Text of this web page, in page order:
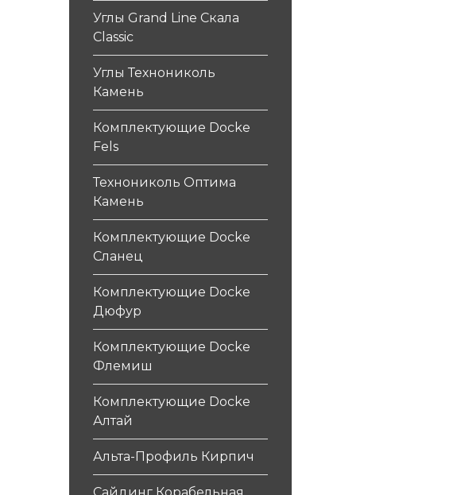
Углы Grand Line Скала
Classic
Углы Технониколь
Камень
Комплектующие Docke
Fels
Технониколь Оптима
Камень
Комплектующие Docke
Сланец
Комплектующие Docke
Дюфур
Комплектующие Docke
Флемиш
Комплектующие Docke
Алтай
Альта-Профиль Кирпич